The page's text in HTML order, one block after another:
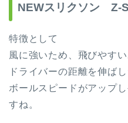
NEWスリクソン Z-
特徴として
風に強いため、飛びやす
ドライバーの距離を伸ば
ボールスピードがアップ
すね。